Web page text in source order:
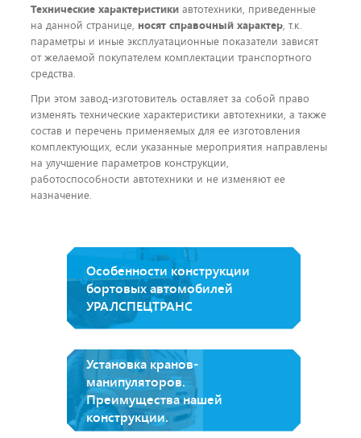
Технические характеристики автотехники, приведенные
на данной странице, носят справочный характер , т.к.
параметры и иные эксплуатационные показатели зависят
от желаемой покупателем комплектации транспортного
средства.
При этом завод-изготовитель оставляет за собой право
изменять технические характеристики автотехники, а также
состав и перечень применяемых для ее изготовления
комплектующих, если указанные мероприятия направлены
на улучшение параметров конструкции,
работоспособности автотехники и не изменяют ее
назначение.
Особенности конструкции
бортовых автомобилей
УРАЛСПЕЦТРАНС
Установка кранов-
манипуляторов.
Преимущества нашей
конструкции.